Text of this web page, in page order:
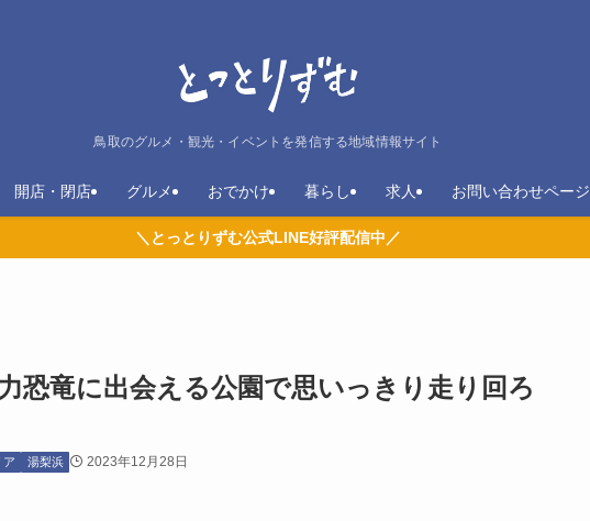
鳥取のグルメ・観光・イベントを発信する地域情報サイト
開店・閉店 グルメ おでかけ 暮らし 求人 お問い合わせページ
＼とっとりずむ公式LINE好評配信中／
恐竜に出会える公園で思いっきり走り回ろ
ア 湯梨浜 2023年12月28日